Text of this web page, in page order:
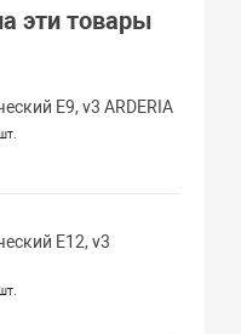
эти товары
E9, v3 ARDERIA
E12, v3